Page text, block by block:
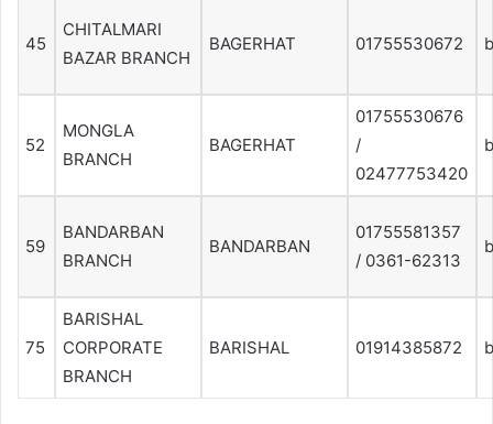
45
CHITALMARI
BAZAR BRANCH
BAGERHAT 01755530672
52
MONGLA
BRANCH
BAGERHAT
01755530676
/
02477753420
59
BANDARBAN
BRANCH
BANDARBAN
01755581357
/ 0361-62313
75
BARISHAL
CORPORATE
BRANCH
BARISHAL 01914385872